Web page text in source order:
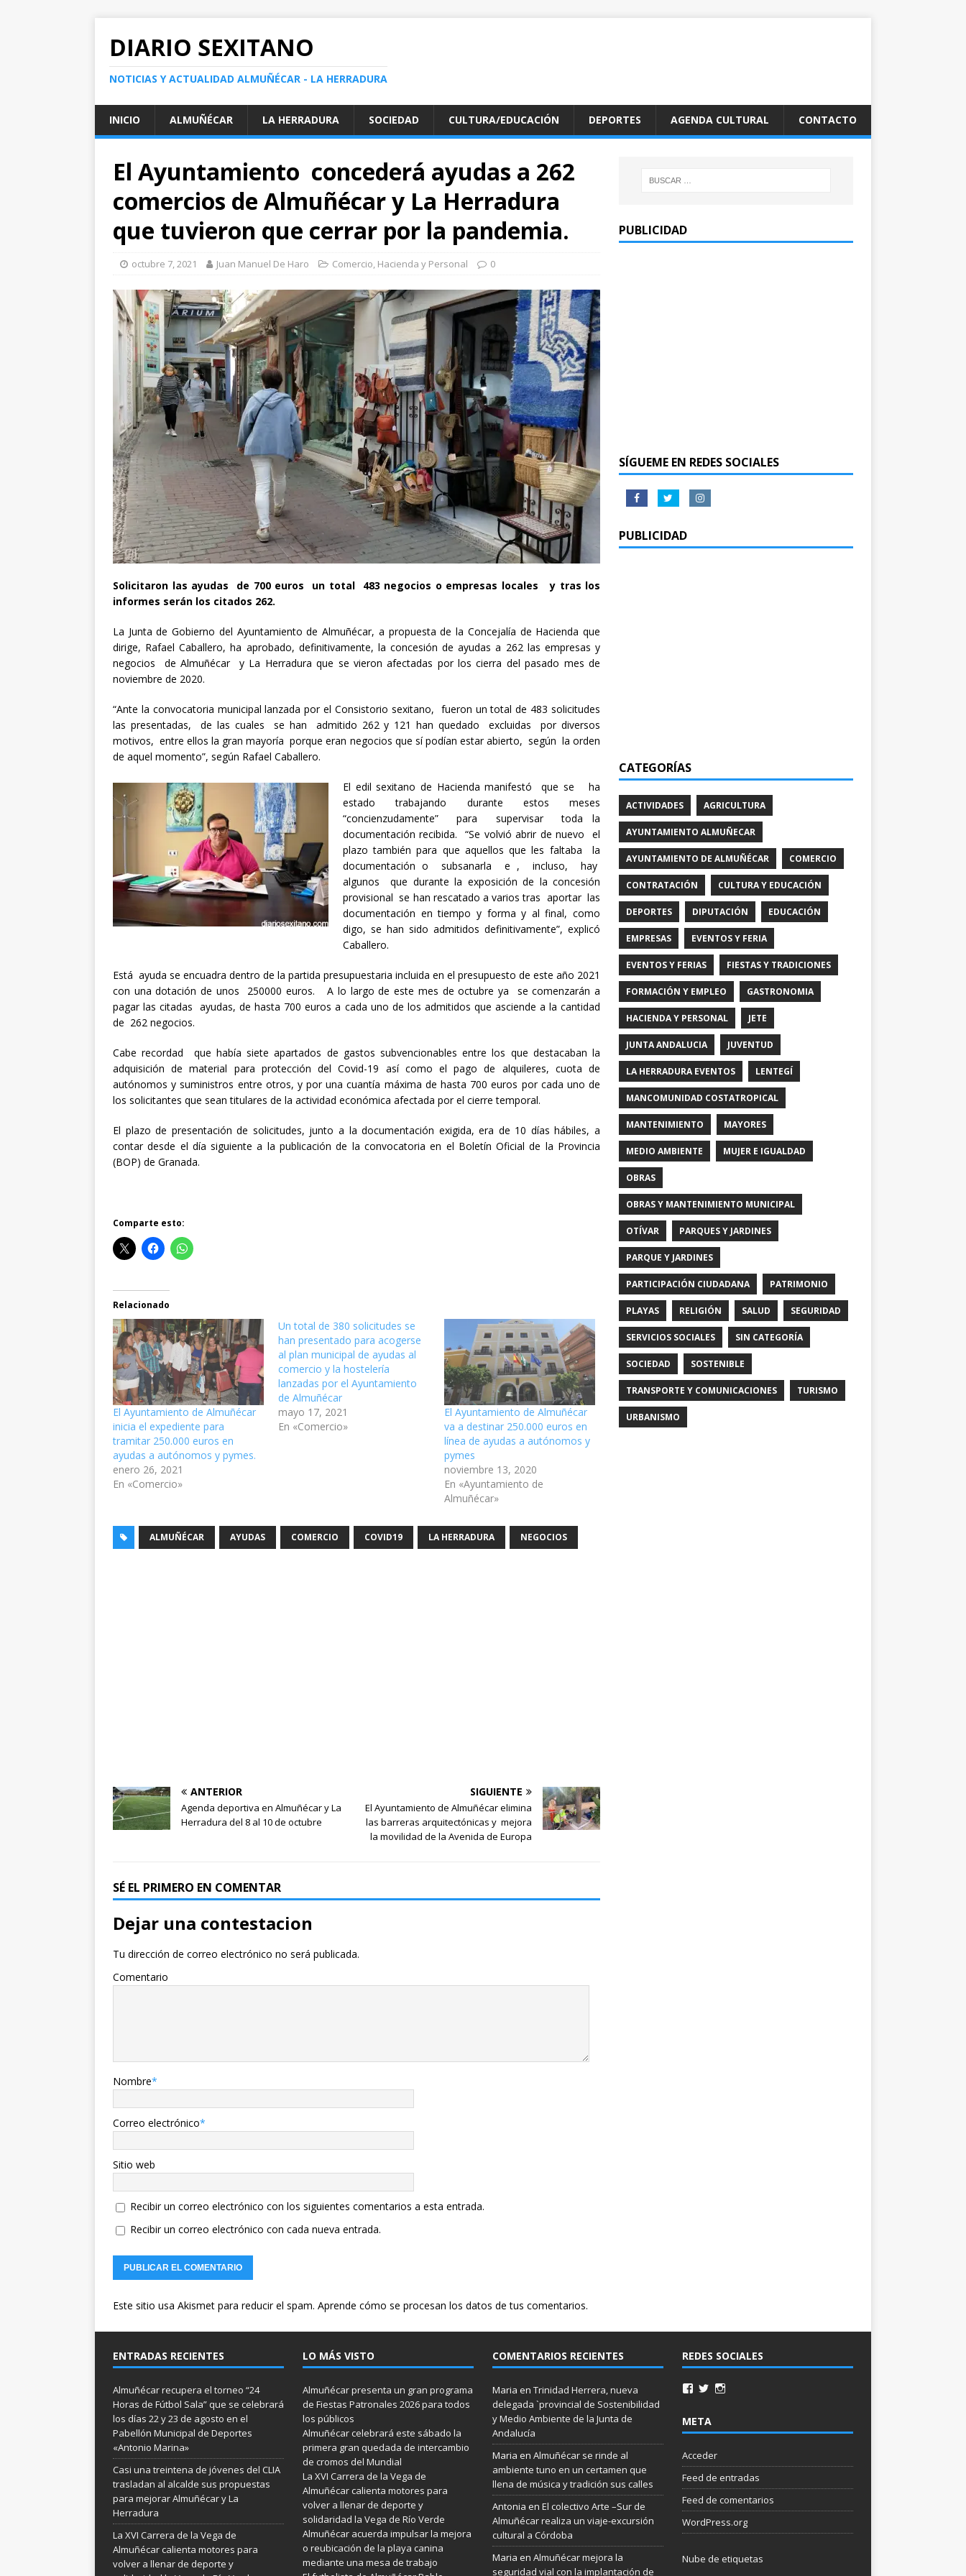
DIARIO SEXITANO
NOTICIAS Y ACTUALIDAD ALMUÑÉCAR - LA HERRADURA
INICIO ALMUÑÉCAR LA HERRADURA SOCIEDAD CULTURA/EDUCACIÓN DEPORTES AGENDA CULTURAL CONTACTO
El Ayuntamiento concederá ayudas a 262
comercios de Almuñécar y La Herradura
que tuvieron que cerrar por la pandemia.
octubre 7, 2021 Juan Manuel De Haro Comercio, Hacienda y Personal 0
Solicitaron las ayudas de 700 euros un total 483 negocios o empresas locales y tras los
informes serán los citados 262.
La Junta de Gobierno del Ayuntamiento de Almuñécar, a propuesta de la Concejalía de Hacienda que
dirige, Rafael Caballero, ha aprobado, definitivamente, la concesión de ayudas a 262 las empresas y
negocios de Almuñécar y La Herradura que se vieron afectadas por los cierra del pasado mes de
noviembre de 2020.
“Ante la convocatoria municipal lanzada por el Consistorio sexitano, fueron un total de 483 solicitudes
las presentadas, de las cuales se han admitido 262 y 121 han quedado excluidas por diversos
motivos, entre ellos la gran mayoría porque eran negocios que sí podían estar abierto, según la orden
de aquel momento”, según Rafael Caballero.
El edil sexitano de Hacienda manifestó que se ha
estado trabajando durante estos meses
“concienzudamente” para supervisar toda la
documentación recibida. “Se volvió abrir de nuevo el
plazo también para que aquellos que les faltaba la
documentación o subsanarla e , incluso, hay
algunos que durante la exposición de la concesión
provisional se han rescatado a varios tras aportar las
documentación en tiempo y forma y al final, como
digo, se han sido admitidos definitivamente”, explicó
Caballero.
Está ayuda se encuadra dentro de la partida presupuestaria incluida en el presupuesto de este año 2021
con una dotación de unos 250000 euros. A lo largo de este mes de octubre ya se comenzarán a
pagar las citadas ayudas, de hasta 700 euros a cada uno de los admitidos que asciende a la cantidad
de 262 negocios.
Cabe recordad que había siete apartados de gastos subvencionables entre los que destacaban la
adquisición de material para protección del Covid-19 así como el pago de alquileres, cuota de
autónomos y suministros entre otros, y por una cuantía máxima de hasta 700 euros por cada uno de
los solicitantes que sean titulares de la actividad económica afectada por el cierre temporal.
El plazo de presentación de solicitudes, junto a la documentación exigida, era de 10 días hábiles, a
contar desde el día siguiente a la publicación de la convocatoria en el Boletín Oficial de la Provincia
(BOP) de Granada.
Comparte esto:
Relacionado
El Ayuntamiento de Almuñécar
inicia el expediente para
tramitar 250.000 euros en
ayudas a autónomos y pymes.
enero 26, 2021
En «Comercio»
Un total de 380 solicitudes se
han presentado para acogerse
al plan municipal de ayudas al
comercio y la hostelería
lanzadas por el Ayuntamiento
de Almuñécar
mayo 17, 2021
En «Comercio»
El Ayuntamiento de Almuñécar
va a destinar 250.000 euros en
línea de ayudas a autónomos y
pymes
noviembre 13, 2020
En «Ayuntamiento de
Almuñécar»
ALMUÑÉCAR AYUDAS COMERCIO COVID19 LA HERRADURA NEGOCIOS
ANTERIOR
Agenda deportiva en Almuñécar y La
Herradura del 8 al 10 de octubre
SIGUIENTE
El Ayuntamiento de Almuñécar elimina
las barreras arquitectónicas y mejora
la movilidad de la Avenida de Europa
SÉ EL PRIMERO EN COMENTAR
Dejar una contestacion
Tu dirección de correo electrónico no será publicada.
Comentario
Nombre*
Correo electrónico*
Sitio web
Recibir un correo electrónico con los siguientes comentarios a esta entrada.
Recibir un correo electrónico con cada nueva entrada.
Este sitio usa Akismet para reducir el spam. Aprende cómo se procesan los datos de tus comentarios.
PUBLICIDAD
SÍGUEME EN REDES SOCIALES
PUBLICIDAD
CATEGORÍAS
ACTIVIDADES AGRICULTURA
AYUNTAMIENTO ALMUÑECAR
AYUNTAMIENTO DE ALMUÑÉCAR COMERCIO
CONTRATACIÓN CULTURA Y EDUCACIÓN
DEPORTES DIPUTACIÓN EDUCACIÓN
EMPRESAS EVENTOS Y FERIA
EVENTOS Y FERIAS FIESTAS Y TRADICIONES
FORMACIÓN Y EMPLEO GASTRONOMIA
HACIENDA Y PERSONAL JETE
JUNTA ANDALUCIA JUVENTUD
LA HERRADURA EVENTOS LENTEGÍ
MANCOMUNIDAD COSTATROPICAL
MANTENIMIENTO MAYORES
MEDIO AMBIENTE MUJER E IGUALDAD
OBRAS
OBRAS Y MANTENIMIENTO MUNICIPAL
OTÍVAR PARQUES Y JARDINES
PARQUE Y JARDINES
PARTICIPACIÓN CIUDADANA PATRIMONIO
PLAYAS RELIGIÓN SALUD SEGURIDAD
SERVICIOS SOCIALES SIN CATEGORÍA
SOCIEDAD SOSTENIBLE
TRANSPORTE Y COMUNICACIONES TURISMO
URBANISMO
ENTRADAS RECIENTES
Almuñécar recupera el torneo “24
Horas de Fútbol Sala” que se celebrará
los días 22 y 23 de agosto en el
Pabellón Municipal de Deportes
«Antonio Marina»
Casi una treintena de jóvenes del CLIA
trasladan al alcalde sus propuestas
para mejorar Almuñécar y La
Herradura
La XVI Carrera de la Vega de
Almuñécar calienta motores para
volver a llenar de deporte y
LO MÁS VISTO
Almuñécar presenta un gran programa
de Fiestas Patronales 2026 para todos
los públicos
Almuñécar celebrará este sábado la
primera gran quedada de intercambio
de cromos del Mundial
La XVI Carrera de la Vega de
Almuñécar calienta motores para
volver a llenar de deporte y
solidaridad la Vega de Río Verde
Almuñécar acuerda impulsar la mejora
o reubicación de la playa canina
mediante una mesa de trabajo
COMENTARIOS RECIENTES
Maria en Trinidad Herrera, nueva
delegada `provincial de Sostenibilidad
y Medio Ambiente de la Junta de
Andalucía
Maria en Almuñécar se rinde al
ambiente tuno en un certamen que
llena de música y tradición sus calles
Antonia en El colectivo Arte –Sur de
Almuñécar realiza un viaje-excursión
cultural a Córdoba
Maria en Almuñécar mejora la
seguridad vial con la implantación de
REDES SOCIALES
META
Acceder
Feed de entradas
Feed de comentarios
WordPress.org
Nube de etiquetas